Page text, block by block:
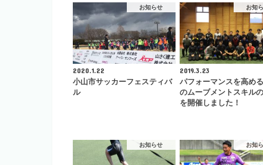
お知らせ
2020.1.22
小山市サッカーフェスティバ
ル
お知
2019.3.23
パフォーマンスを高め
のムーブメントスキル
を開催しました！
お知らせ お知